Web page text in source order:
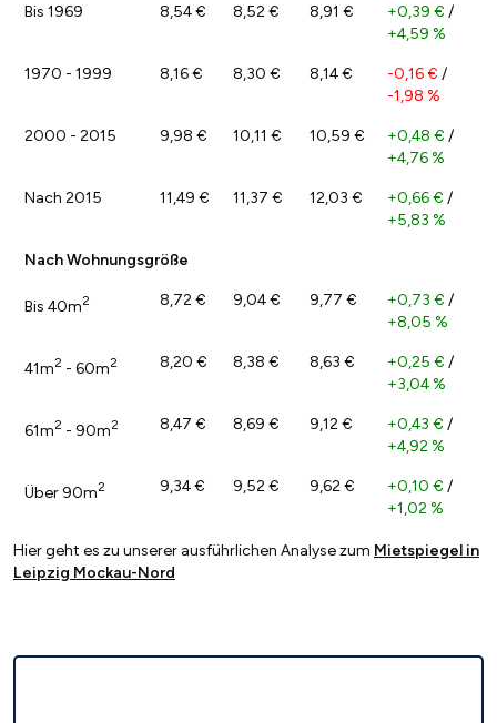
Bis 1969 8,54 € 8,52 € 8,91 € +0,39 € /
+4,59 %
1970 - 1999 8,16 € 8,30 € 8,14 € -0,16 € /
-1,98 %
2000 - 2015 9,98 € 10,11 € 10,59 € +0,48 € /
+4,76 %
Nach 2015 11,49 € 11,37 € 12,03 € +0,66 € /
+5,83 %
Nach Wohnungsgröße
Bis 40m2 8,72 € 9,04 € 9,77 € +0,73 € /
+8,05 %
41m2 - 60m2 8,20 € 8,38 € 8,63 € +0,25 € /
+3,04 %
61m2 - 90m2 8,47 € 8,69 € 9,12 € +0,43 € /
+4,92 %
Über 90m2 9,34 € 9,52 € 9,62 € +0,10 € /
+1,02 %
Hier geht es zu unserer ausführlichen Analyse zum Mietspiegel in
Leipzig Mockau-Nord